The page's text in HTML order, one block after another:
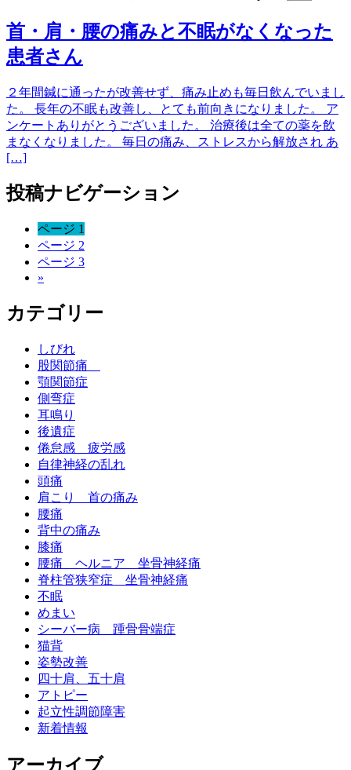
首・肩・腰の痛みと不眠がなくなった
患者さん
２年間鍼に通ったが改善せず、痛み止めも毎日飲んでいまし
た。 長年の不眠も改善し、とても前向きになりました。 ア
ンケートありがとうございました。 治療後は全ての薬を飲
まなくなりました。 毎日の痛み、ストレスから解放され あ
[…]
投稿ナビゲーション
ページ 1
ページ 2
ページ 3
»
カテゴリー
しびれ
股関節痛
顎関節症
側弯症
耳鳴り
後遺症
倦怠感 疲労感
自律神経の乱れ
頭痛
肩こり 首の痛み
腰痛
背中の痛み
膝痛
腰痛 ヘルニア 坐骨神経痛
脊柱管狭窄症 坐骨神経痛
不眠
めまい
シーバー病 踵骨骨端症
猫背
姿勢改善
四十肩、五十肩
アトピー
起立性調節障害
新着情報
アーカイブ